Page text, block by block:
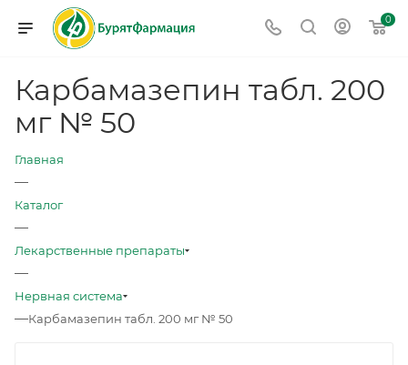
0
Карбамазепин табл. 200
мг № 50
Главная
—
Каталог
—
Лекарственные препараты
—
Нервная система
—Карбамазепин табл. 200 мг № 50